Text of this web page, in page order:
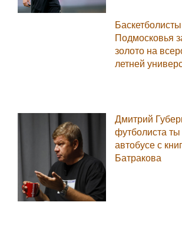
Подмосковья
золото на
летней
Дмитрий
футболиста
автобусе с
Батракова